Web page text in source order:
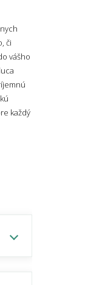
či
vášho
každý